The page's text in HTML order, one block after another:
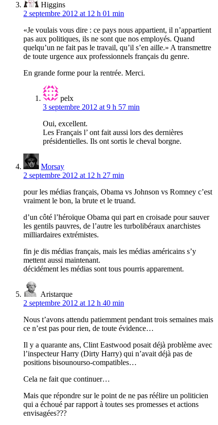
Higgins
2 septembre 2012 at 12 h 01 min
«Je voulais vous dire : ce pays nous appartient, il n’appartient
pas aux politiques, ils ne sont que nos employés. Quand
quelqu’un ne fait pas le travail, qu’il s’en aille.» A transmettre
de toute urgence aux professionnels français du genre.
En grande forme pour la rentrée. Merci.
pelx
3 septembre 2012 at 9 h 57 min
Oui, excellent.
Les Français l’ ont fait aussi lors des dernières
présidentielles. Ils ont sortis le cheval borgne.
Morsay
2 septembre 2012 at 12 h 27 min
pour les médias français, Obama vs Johnson vs Romney c’est
vraiment le bon, la brute et le truand.
d’un côté l’héroïque Obama qui part en croisade pour sauver
les gentils pauvres, de l’autre les turbolibéraux anarchistes
milliardaires extrémistes.
fin je dis médias français, mais les médias américains s’y
mettent aussi maintenant.
décidément les médias sont tous pourris apparement.
Aristarque
2 septembre 2012 at 12 h 40 min
Nous t’avons attendu patiemment pendant trois semaines mais
ce n’est pas pour rien, de toute évidence…
Il y a quarante ans, Clint Eastwood posait déjà problème avec
l’inspecteur Harry (Dirty Harry) qui n’avait déjà pas de
positions bisounourso-compatibles…
Cela ne fait que continuer…
Mais que répondre sur le point de ne pas réélire un politicien
qui a échoué par rapport à toutes ses promesses et actions
envisagées???